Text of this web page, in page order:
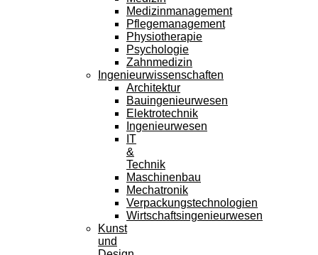
Medizinmanagement
Pflegemanagement
Physiotherapie
Psychologie
Zahnmedizin
Ingenieurwissenschaften
Architektur
Bauingenieurwesen
Elektrotechnik
Ingenieurwesen
IT
&
Technik
Maschinenbau
Mechatronik
Verpackungstechnologien
Wirtschaftsingenieurwesen
Kunst
und